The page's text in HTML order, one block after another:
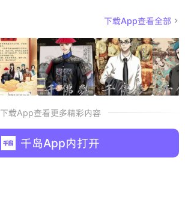
下载App查看全部 
下载App查看更多精彩内容
千岛App内打开